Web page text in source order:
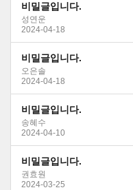
비밀글입니다.
성연운
2024-04-18
비밀글입니다.
오은솔
2024-04-18
비밀글입니다.
송혜수
2024-04-10
비밀글입니다.
권효원
2024-03-25